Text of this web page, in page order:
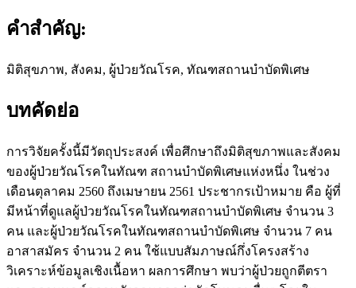
คำสำคัญ:
มิติสุขภาพ, สังคม, ผู้ป่วยวัณโรค, ทัณฑสถานบำบัดพิเศษ
บทคัดย่อ
การวิจัยครั้งนี้มีวัตถุประสงค์ เพื่อศึกษาถึงมิติสุขภาพและสังคม
ของผู้ป่วยวัณโรคในทัณฑ สถานบำบัดพิเศษแห่งหนึ่ง ในช่วง
เดือนตุลาคม 2560 ถึงเมษายน 2561 ประชากรเป้าหมาย คือ ผู้ที่
มีหน้าที่ดูแลผู้ป่วยวัณโรคในทัณฑสถานบำบัดพิเศษ จำนวน 3
คน และผู้ป่วยวัณโรคในทัณฑสถานบำบัดพิเศษ จำนวน 7 คน
อาสาสมัคร จำนวน 2 คน ใช้แบบสัมภาษณ์กึ่งโครงสร้าง
วิเคราะห์ข้อมูลเชิงเนื้อหา ผลการศึกษา พบว่าผู้ป่วยถูกตีตรา